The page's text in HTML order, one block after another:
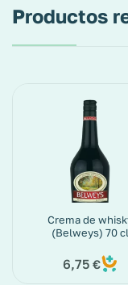
Productos
Crema de
(Belweys) 70 cl
6,75 €